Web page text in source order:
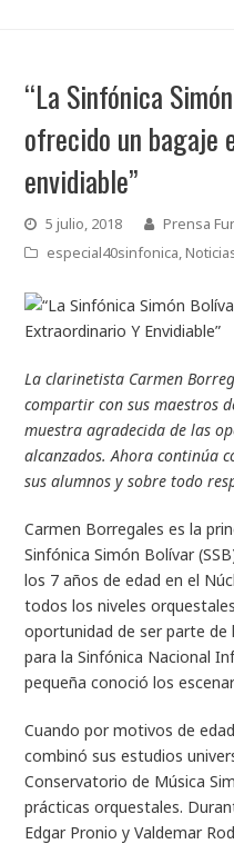
“La Sinfónica
ofrecido un bagaje
envidiable”
5 julio, 2018
Prensa
especial40sinfonica,
La clarinetista Carmen
compartir con sus maestros
muestra agradecida de las
alcanzados. Ahora continúa
sus alumnos y sobre todo
Carmen Borregales es la
Sinfónica Simón Bolívar
los 7 años de edad en el
todos los niveles
oportunidad de ser parte de
para la Sinfónica Nacional
pequeña conoció los
Cuando por motivos de
combinó sus estudios
Conservatorio de Música
prácticas orquestales.
Edgar Pronio y Valdemar